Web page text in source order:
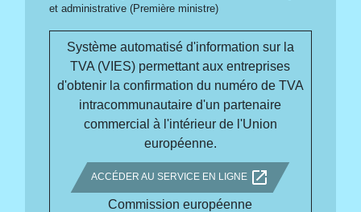
et administrative (Première ministre)
Système automatisé d'information sur la
TVA (VIES) permettant aux entreprises
d'obtenir la confirmation du numéro de TVA
intracommunautaire d'un partenaire
commercial à l'intérieur de l'Union
européenne.
ACCÉDER AU SERVICE EN LIGNE open_in_new
Commission européenne